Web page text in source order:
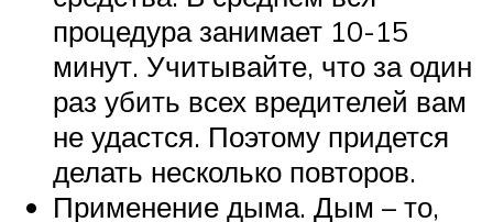
процедура занимает 10-15
минут. Учитывайте, что за один
раз убить всех вредителей вам
не удастся. Поэтому придется
делать несколько повторов.
Применение дыма. Дым – то,